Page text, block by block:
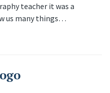
teacher it was a
us many things…